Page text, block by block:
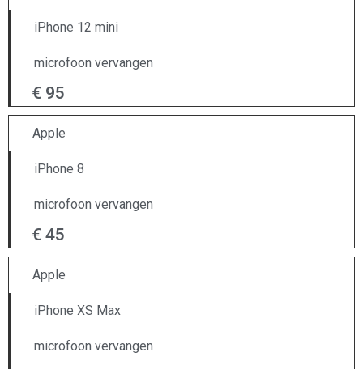
iPhone 12 mini
microfoon vervangen
€ 95
Apple
iPhone 8
microfoon vervangen
€ 45
Apple
iPhone XS Max
microfoon vervangen